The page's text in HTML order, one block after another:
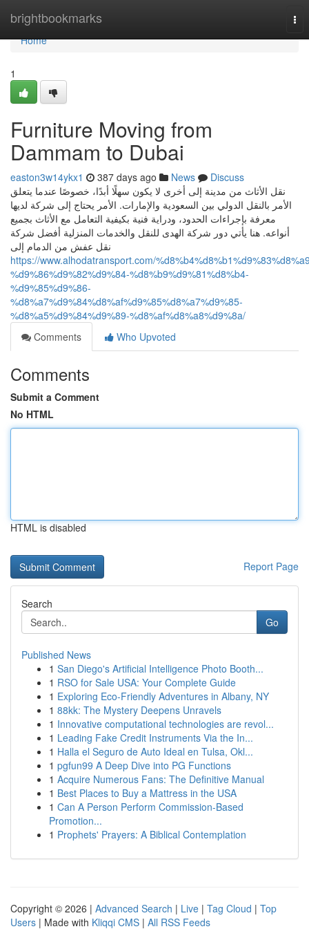
brightbookmarks
Home
Home
1
Furniture Moving from
Dammam to Dubai
easton3w14ykx1 387 days ago News
Discuss
نقل الأثاث من مدينة إلى أخرى لا يكون سهلًا أبدًا، خصوصًا عندما يتعلق
الأمر بالنقل الدولي بين السعودية والإمارات. الأمر يحتاج إلى شركة لديها
معرفة بإجراءات الحدود، ودراية فنية بكيفية التعامل مع الأثاث بجميع
أنواعه. هنا يأتي دور شركة الهدى للنقل والخدمات المنزلية أفضل شركة
نقل عفش من الدمام إلى
https://www.alhodatransport.com/
%d9%86%d9%82%d9%84-%d8%b9%d9%81%d8%b4-
%d9%85%d9%86-
%d8%a7%d9%84%d8%af%d9%85%d8%a7%d9%85-
%d8%a5%d9%84%d9%89-%d8%af%d8%a8%d9%8a/
Comments
Who Upvoted
Comments
Submit a Comment
No HTML
HTML is disabled
Report Page
Search
Go
Published News
1 San Diego's Artificial Intelligence Photo Booth...
1 RSO for Sale USA: Your Complete Guide
1 Exploring Eco-Friendly Adventures in Albany, NY
1 88kk: The Mystery Deepens Unravels
1 Innovative computational technologies are revol...
1 Leading Fake Credit Instruments Via the In...
1 Halla el Seguro de Auto Ideal en Tulsa, Okl...
1 pgfun99 A Deep Dive into PG Functions
1 Acquire Numerous Fans: The Definitive Manual
1 Best Places to Buy a Mattress in the USA
1 Can A Person Perform Commission-Based
Promotion...
1 Prophets' Prayers: A Biblical Contemplation
Copyright © 2026 | Advanced Search | Live | Tag Cloud | Top
Users | Made with Kliqqi CMS | All RSS Feeds